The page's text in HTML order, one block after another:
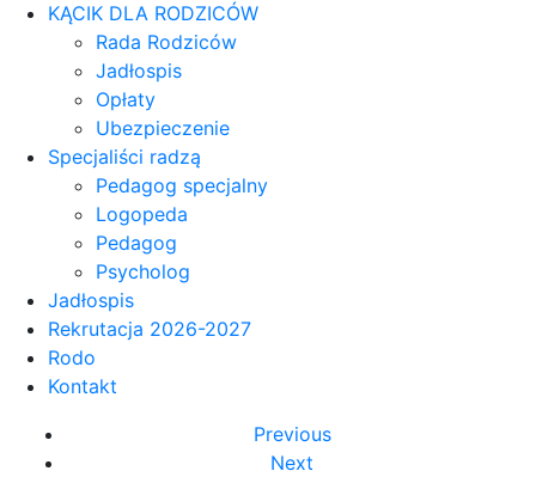
KĄCIK DLA RODZICÓW
Rada Rodziców
Jadłospis
Opłaty
Ubezpieczenie
Specjaliści radzą
Pedagog specjalny
Logopeda
Pedagog
Psycholog
Jadłospis
Rekrutacja 2026-2027
Rodo
Kontakt
Previous
Next